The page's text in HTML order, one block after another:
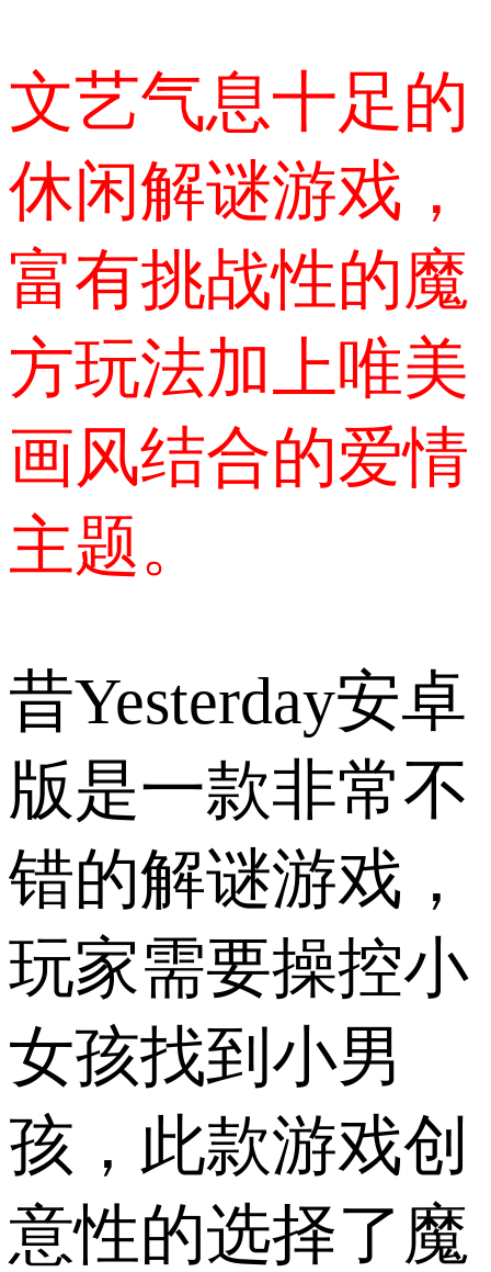
文艺气息十足的
休闲解谜游戏，
富有挑战性的魔
方玩法加上唯美
画风结合的爱情
主题。
昔Yesterday安卓
版是一款非常不
错的解谜游戏，
玩家需要操控小
女孩找到小男
孩，此款游戏创
意性的选择了魔